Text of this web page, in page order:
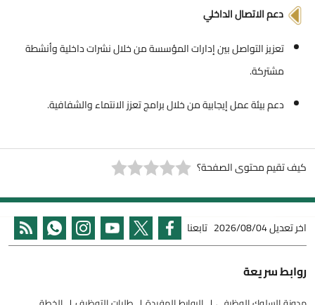
دعم الاتصال الداخلي
تعزيز التواصل بين إدارات المؤسسة من خلال نشرات داخلية وأنشطة
مشتركة.
دعم بيئة عمل إيجابية من خلال برامج تعزز الانتماء والشفافية.
كيف تقيم محتوى الصفحة؟
اخر تعديل2026/08/04 تابعنا
روابط سريعة